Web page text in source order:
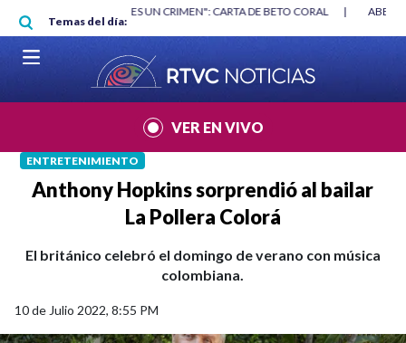
Pasar al contenido principal
Temas del día:
"HABLAR NO ES UN CRIMEN": CARTA DE BETO CORAL
VER EN VIVO
ENTRETENIMIENTO
Anthony Hopkins sorprendió al bailar
La Pollera Colorá
El británico celebró el domingo de verano con música
colombiana.
10 de Julio 2022, 8:55 PM